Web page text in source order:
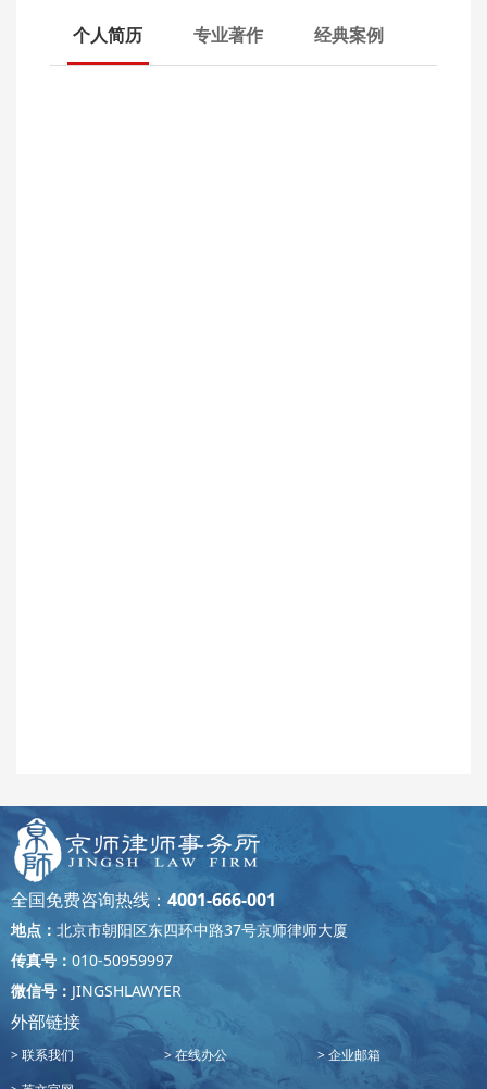
个人简历 专业著作 经典案例
全国免费咨询热线： 4001-666-001
地点： 北京市朝阳区东四环中路37号京师律师大厦
传真号： 010-50959997
微信号： JINGSHLAWYER
外部链接
联系我们 在线办公
企业邮箱